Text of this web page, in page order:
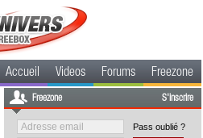
Accueil Videos Forums Freezone
Freezone S'inscrire
Pass oublié ?